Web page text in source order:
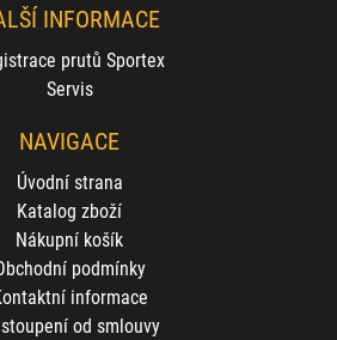
INFORMACE
prutů Sportex
Servis
NAVIGACE
Úvodní strana
Katalog zboží
Nákupní košík
podmínky
informace
od smlouvy